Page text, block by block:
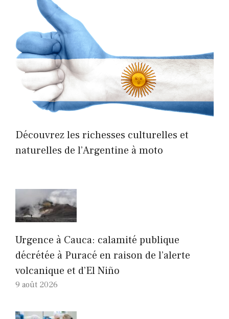
Découvrez les richesses culturelles et
naturelles de l’Argentine à moto
Urgence à Cauca: calamité publique
décrétée à Puracé en raison de l’alerte
volcanique et d’El Niño
9 août 2026